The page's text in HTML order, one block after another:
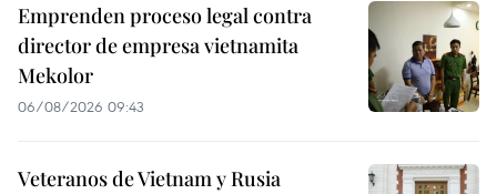
Emprenden proceso legal contra
director de empresa vietnamita
Mekolor
06/08/2026 09:43
Veteranos de Vietnam y Rusia